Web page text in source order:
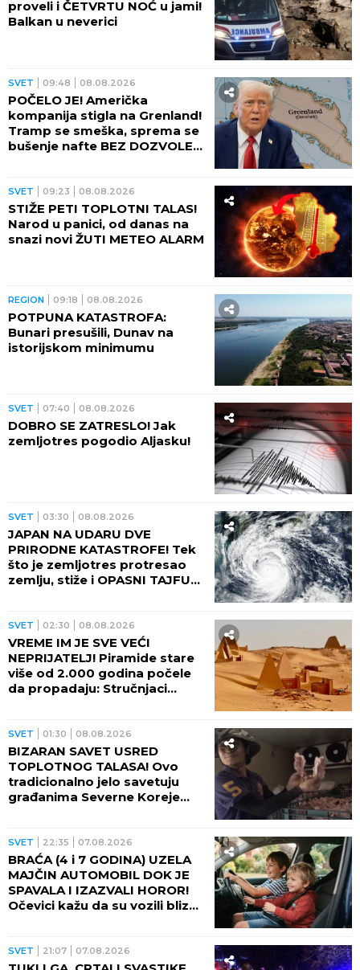
proveli i ČETVRTU NOĆ u jami!
Balkan u neverici
SVET 09:48 08.08.2026
POČELO JE! Američka
kompanija stigla na Grenland!
Tramp se smeška, sprema se
bušenje nafte BEZ DOZVOLE
SVET 09:23 08.08.2026
STIŽE PETI TOPLOTNI TALAS!
Narod u panici, od danas na
snazi novi ŽUTI METEO ALARM
REGION 09:18 08.08.2026
POTPUNA KATASTROFA:
Bunari presušili, Dunav na
istorijskom minimumu
SVET 07:40 08.08.2026
DOBRO SE ZATRESLO! Jak
zemljotres pogodio Aljasku!
SVET 03:30 08.08.2026
JAPAN NA UDARU DVE
PRIRODNE KATASTROFE! Tek
što je zemljotres protresao
zemlju, stiže i OPASNI TAJFUN:
SVET 02:30 08.08.2026
VREME IM JE SVE VEĆI
NEPRIJATELJ! Piramide stare
više od 2.000 godina počele
da propadaju: Stručnjaci
SVET 01:30 08.08.2026
BIZARAN SAVET USRED
TOPLOTNOG TALASA! Ovo
tradicionalno jelo savetuju
građanima Severne Koreje
SVET 22:35 07.08.2026
BRAĆA (4 i 7 GODINA) UZELA
MAJČIN AUTOMOBIL DOK JE
SPAVALA I IZAZVALI HOROR!
Očevici kažu da su vozili blizu
SVET 21:07 07.08.2026